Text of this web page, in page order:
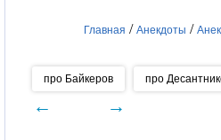
Главная / Анекдоты /
про Байкеров про
← →